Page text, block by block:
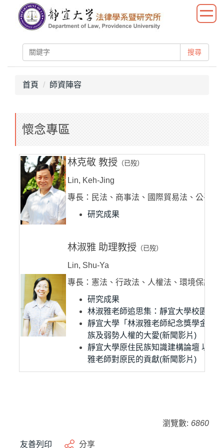
容
搜尋
首頁 師資陣容
懷念專區
林克敬 教授 （已歿）
Lin, Keh-Jing
專長：民法、商事法、國際貿易法、公平交
研究成果
林淑雅 助理教授 （已歿）
Lin, Shu-Ya
專長：憲法、行政法、人權法、環境保護、
研究成果
林淑雅老師追思集：靜宜大學校園篇
靜宜大學「林淑雅老師紀念獎學金」
族及弱勢人權的大愛(新聞影片)
靜宜大學原住民族知識建構論壇 以音
雅老師對原民的貢獻(新聞影片)
瀏覽數: 6860
友善列印 分享